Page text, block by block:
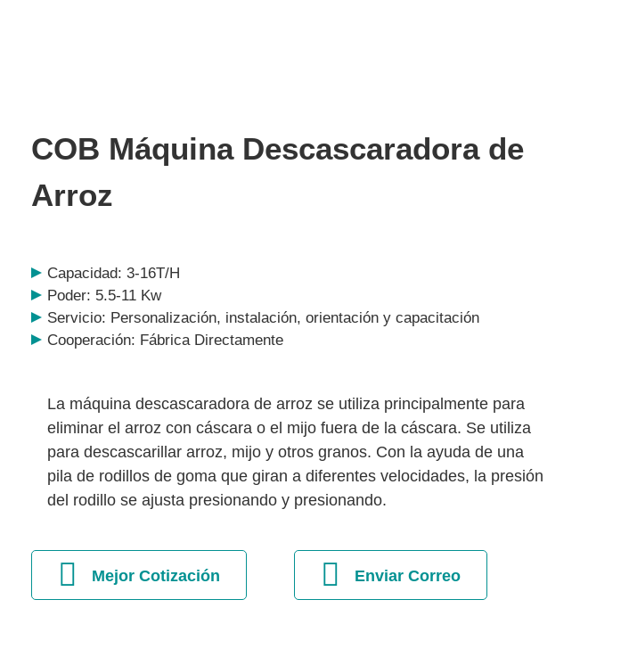
COB Máquina Descascaradora de
Arroz
Capacidad: 3-16T/H
Poder: 5.5-11 Kw
Servicio: Personalización, instalación, orientación y capacitación
Cooperación: Fábrica Directamente
La máquina descascaradora de arroz se utiliza principalmente para
eliminar el arroz con cáscara o el mijo fuera de la cáscara. Se utiliza
para descascarillar arroz, mijo y otros granos. Con la ayuda de una
pila de rodillos de goma que giran a diferentes velocidades, la presión
del rodillo se ajusta presionando y presionando.
Mejor Cotización Enviar Correo